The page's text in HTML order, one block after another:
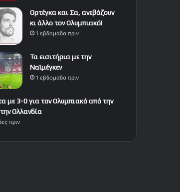
Ορτέγκα και Σα, ανεβάζουν
κι άλλο τον Ολυμπιακό!
1 εβδομάδα πριν
Τα εισιτήρια με την
Ναϊμέγκεν
1 εβδομάδα πριν
με 3-0 για τον Ολυμπιακό από την
Ολλανδία
πριν